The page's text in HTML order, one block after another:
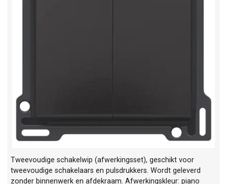
Tweevoudige schakelwip (afwerkingsset), geschikt voor
tweevoudige schakelaars en pulsdrukkers. Wordt geleverd
zonder binnenwerk en afdekraam. Afwerkingskleur: piano